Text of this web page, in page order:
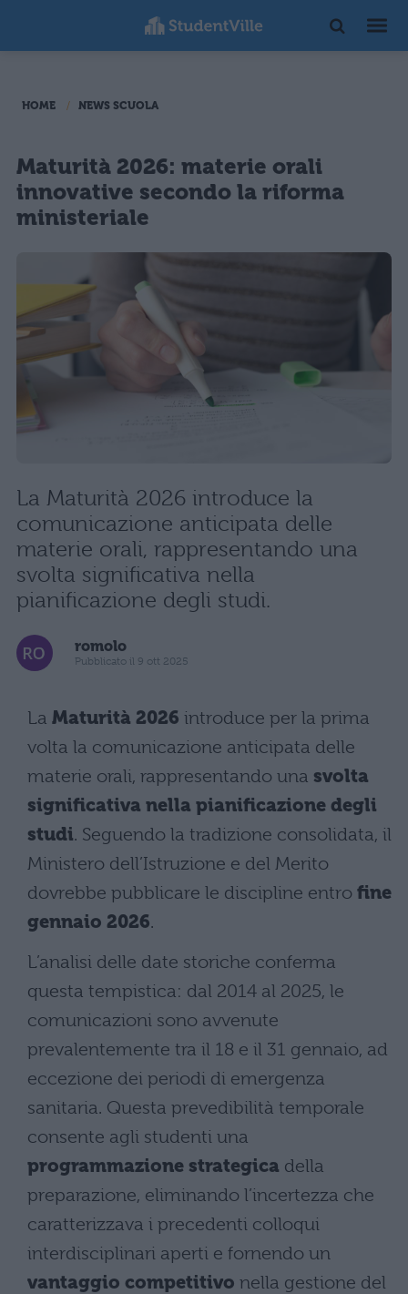
HOME NEWS SCUOLA
Maturità 2026: materie orali
innovative secondo la riforma
ministeriale
La Maturità 2026 introduce la
comunicazione anticipata delle
materie orali, rappresentando una
svolta significativa nella
pianificazione degli studi.
romolo
Pubblicato il 9 ott 2025
La Maturità 2026 introduce per la prima
volta la comunicazione anticipata delle
materie orali, rappresentando una svolta
significativa nella pianificazione degli
studi. Seguendo la tradizione consolidata, il
Ministero dell’Istruzione e del Merito
dovrebbe pubblicare le discipline entro fine
gennaio 2026.
L’analisi delle date storiche conferma
questa tempistica: dal 2014 al 2025, le
comunicazioni sono avvenute
prevalentemente tra il 18 e il 31 gennaio, ad
eccezione dei periodi di emergenza
sanitaria. Questa prevedibilità temporale
consente agli studenti una
programmazione strategica della
preparazione, eliminando l’incertezza che
caratterizzava i precedenti colloqui
interdisciplinari aperti e fornendo un
vantaggio competitivo nella gestione del